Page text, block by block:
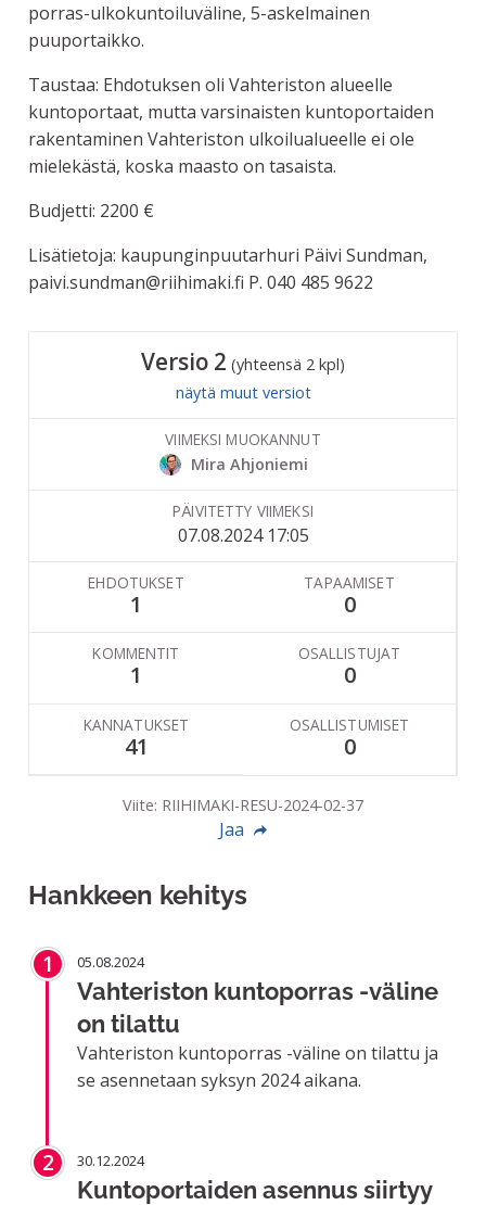
porras-ulkokuntoiluväline, 5-askelmainen
puuportaikko.
Taustaa: Ehdotuksen oli Vahteriston alueelle
kuntoportaat, mutta varsinaisten kuntoportaiden
rakentaminen Vahteriston ulkoilualueelle ei ole
mielekästä, koska maasto on tasaista.
Budjetti: 2200 €
Lisätietoja: kaupunginpuutarhuri Päivi Sundman,
paivi.sundman@riihimaki.fi P. 040 485 9622
Versio 2 (yhteensä 2 kpl)
näytä muut versiot
VIIMEKSI MUOKANNUT
Mira Ahjoniemi
PÄIVITETTY VIIMEKSI
07.08.2024 17:05
EHDOTUKSET
1
TAPAAMISET
0
KOMMENTIT
1
OSALLISTUJAT
0
KANNATUKSET
41
OSALLISTUMISET
0
Viite: RIIHIMAKI-RESU-2024-02-37
Jaa
Hankkeen kehitys
1 05.08.2024
Vahteriston kuntoporras -väline
on tilattu
Vahteriston kuntoporras -väline on tilattu ja
se asennetaan syksyn 2024 aikana.
2 30.12.2024
Kuntoportaiden asennus siirtyy